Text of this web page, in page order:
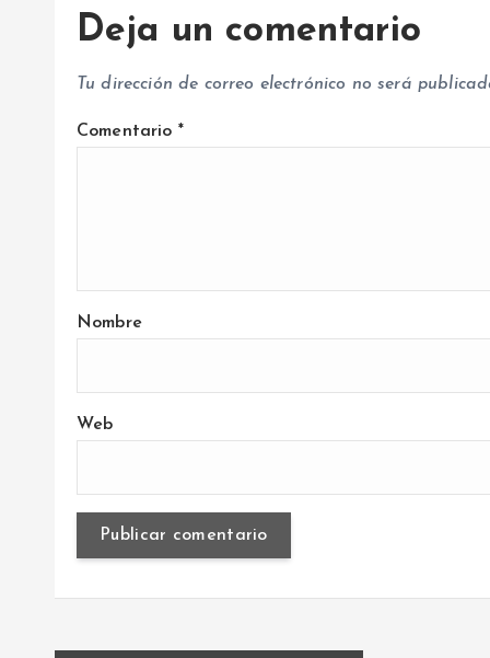
a
d
a
Deja un comentario
Tu dirección de correo electrónico no será
Comentario *
Nombre
Web